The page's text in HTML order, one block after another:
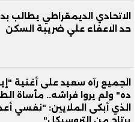
الاتحادي الديمقراطي يطالب
حد الاعفاء علي ضريبة السكن
الجميع رآه سعيد على أغنية
ده" ولم يروا فراشه.. مأساة
الذي أبكى الملايين: "نفسي